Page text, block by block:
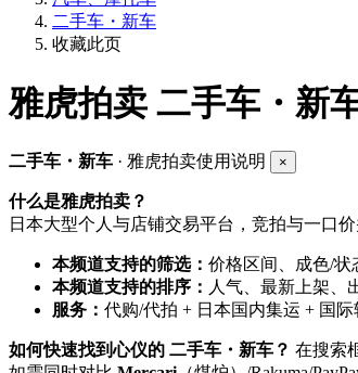
二手车・新车
收藏此页
雅虎拍卖 二手车・新
二手车・新车 · 雅虎拍卖使用说明 ×
什么是雅虎拍卖？
日本大型个人与店铺交易平台，竞拍与一口
本频道支持的筛选： 价格区间、成色/状
本频道支持的排序： 人气、最新上架
服务： 代购/代拍 + 日本国内集运 + 国
如何快速找到心仪的 二手车・新车？ 在搜索